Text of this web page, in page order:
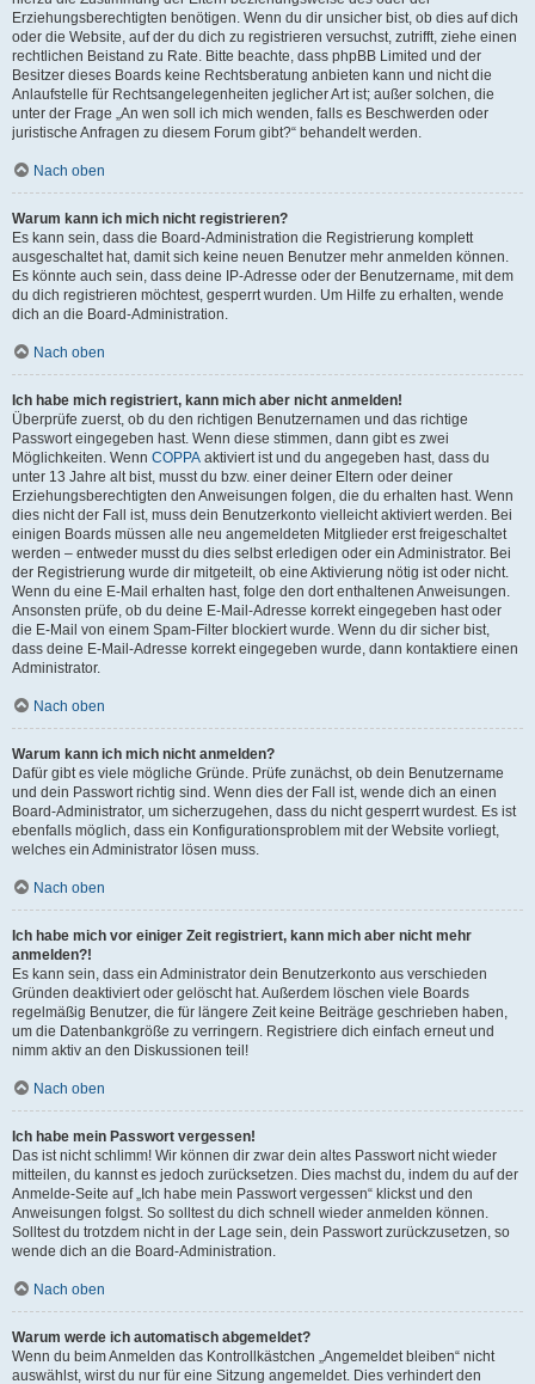
Erziehungsberechtigten benötigen. Wenn du dir unsicher bist, ob dies auf dich
oder die Website, auf der du dich zu registrieren versuchst, zutrifft, ziehe einen
rechtlichen Beistand zu Rate. Bitte beachte, dass phpBB Limited und der
Besitzer dieses Boards keine Rechtsberatung anbieten kann und nicht die
Anlaufstelle für Rechtsangelegenheiten jeglicher Art ist; außer solchen, die
unter der Frage „An wen soll ich mich wenden, falls es Beschwerden oder
juristische Anfragen zu diesem Forum gibt?“ behandelt werden.
Nach oben
Warum kann ich mich nicht registrieren?
Es kann sein, dass die Board-Administration die Registrierung komplett
ausgeschaltet hat, damit sich keine neuen Benutzer mehr anmelden können.
Es könnte auch sein, dass deine IP-Adresse oder der Benutzername, mit dem
du dich registrieren möchtest, gesperrt wurden. Um Hilfe zu erhalten, wende
dich an die Board-Administration.
Nach oben
Ich habe mich registriert, kann mich aber nicht anmelden!
Überprüfe zuerst, ob du den richtigen Benutzernamen und das richtige
Passwort eingegeben hast. Wenn diese stimmen, dann gibt es zwei
Möglichkeiten. Wenn COPPA aktiviert ist und du angegeben hast, dass du
unter 13 Jahre alt bist, musst du bzw. einer deiner Eltern oder deiner
Erziehungsberechtigten den Anweisungen folgen, die du erhalten hast. Wenn
dies nicht der Fall ist, muss dein Benutzerkonto vielleicht aktiviert werden. Bei
einigen Boards müssen alle neu angemeldeten Mitglieder erst freigeschaltet
werden – entweder musst du dies selbst erledigen oder ein Administrator. Bei
der Registrierung wurde dir mitgeteilt, ob eine Aktivierung nötig ist oder nicht.
Wenn du eine E-Mail erhalten hast, folge den dort enthaltenen Anweisungen.
Ansonsten prüfe, ob du deine E-Mail-Adresse korrekt eingegeben hast oder
die E-Mail von einem Spam-Filter blockiert wurde. Wenn du dir sicher bist,
dass deine E-Mail-Adresse korrekt eingegeben wurde, dann kontaktiere einen
Administrator.
Nach oben
Warum kann ich mich nicht anmelden?
Dafür gibt es viele mögliche Gründe. Prüfe zunächst, ob dein Benutzername
und dein Passwort richtig sind. Wenn dies der Fall ist, wende dich an einen
Board-Administrator, um sicherzugehen, dass du nicht gesperrt wurdest. Es ist
ebenfalls möglich, dass ein Konfigurationsproblem mit der Website vorliegt,
welches ein Administrator lösen muss.
Nach oben
Ich habe mich vor einiger Zeit registriert, kann mich aber nicht mehr
anmelden?!
Es kann sein, dass ein Administrator dein Benutzerkonto aus verschieden
Gründen deaktiviert oder gelöscht hat. Außerdem löschen viele Boards
regelmäßig Benutzer, die für längere Zeit keine Beiträge geschrieben haben,
um die Datenbankgröße zu verringern. Registriere dich einfach erneut und
nimm aktiv an den Diskussionen teil!
Nach oben
Ich habe mein Passwort vergessen!
Das ist nicht schlimm! Wir können dir zwar dein altes Passwort nicht wieder
mitteilen, du kannst es jedoch zurücksetzen. Dies machst du, indem du auf der
Anmelde-Seite auf „Ich habe mein Passwort vergessen“ klickst und den
Anweisungen folgst. So solltest du dich schnell wieder anmelden können.
Solltest du trotzdem nicht in der Lage sein, dein Passwort zurückzusetzen, so
wende dich an die Board-Administration.
Nach oben
Warum werde ich automatisch abgemeldet?
Wenn du beim Anmelden das Kontrollkästchen „Angemeldet bleiben“ nicht
auswählst, wirst du nur für eine Sitzung angemeldet. Dies verhindert den